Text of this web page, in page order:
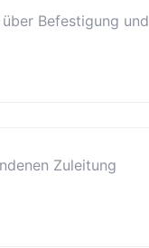
Befestigung und
Zuleitung